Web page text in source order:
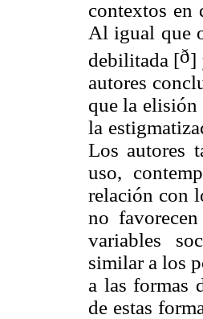
contextos en
Al igual que
debilitada [ð]
autores
que la elisión
la
Los autores
uso,
relación con
no
variables
similar a los
a las formas
de estas